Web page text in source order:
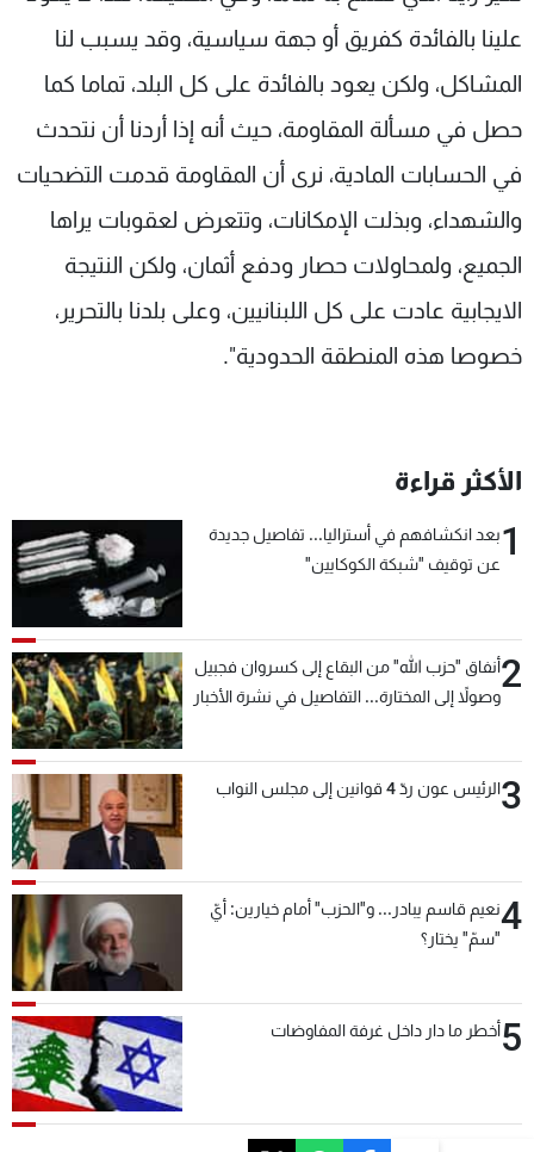
علينا بالفائدة كفريق أو جهة سياسية، وقد يسبب لنا
المشاكل، ولكن يعود بالفائدة على كل البلد، تماما كما
حصل في مسألة المقاومة، حيث أنه إذا أردنا أن نتحدث
في الحسابات المادية، نرى أن المقاومة قدمت التضحيات
والشهداء، وبذلت الإمكانات، وتتعرض لعقوبات يراها
الجميع، ولمحاولات حصار ودفع أثمان، ولكن النتيجة
الايجابية عادت على كل اللبنانيين، وعلى بلدنا بالتحرير،
خصوصا هذه المنطقة الحدودية".
الأكثر قراءة
1بعد انكشافهم في أستراليا... تفاصيل جديدة
عن توقيف "شبكة الكوكايين"
2أنفاق "حزب الله" من البقاع إلى كسروان فجبيل
وصولاً إلى المختارة... التفاصيل في نشرة الأخبار
3الرئيس عون ردّ 4 قوانين إلى مجلس النواب
4نعيم قاسم يبادر... و"الحزب" أمام خيارين: أيّ
"سمّ" يختار؟
5أخطر ما دار داخل غرفة المفاوضات